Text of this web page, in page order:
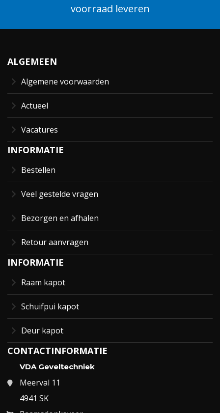
voorraad leveren
ALGEMEEN
Algemene voorwaarden
Actueel
Vacatures
INFORMATIE
Bestellen
Veel gestelde vragen
Bezorgen en afhalen
Retour aanvragen
INFORMATIE
Raam kapot
Schuifpui kapot
Deur kapot
CONTACTINFORMATIE
VDA Geveltechniek
Meerval 11
4941 SK